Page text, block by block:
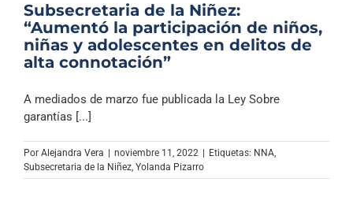
Subsecretaria de la Niñez:
“Aumentó la participación de niños,
niñas y adolescentes en delitos de
alta connotación”
A mediados de marzo fue publicada la Ley Sobre
garantías [...]
Por Alejandra Vera noviembre 11, 2022 Etiquetas: NNA,
Subsecretaria de la Niñez, Yolanda Pizarro